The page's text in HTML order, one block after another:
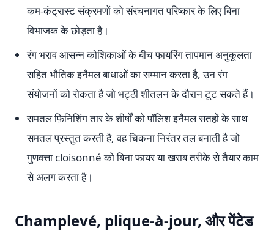
कम-कंट्रास्ट संक्रमणों को संरचनागत परिष्कार के लिए बिना
विभाजक के छोड़ता है।
रंग भराव आसन्न कोशिकाओं के बीच फायरिंग तापमान अनुकूलता
सहित भौतिक इनैमल बाधाओं का सम्मान करता है, उन रंग
संयोजनों को रोकता है जो भट्ठी शीतलन के दौरान टूट सकते हैं।
समतल फ़िनिशिंग तार के शीर्षों को पॉलिश इनैमल सतहों के साथ
समतल प्रस्तुत करती है, वह चिकना निरंतर तल बनाती है जो
गुणवत्ता cloisonné को बिना फायर या खराब तरीके से तैयार काम
से अलग करता है।
Champlevé, plique-à-jour, और पेंटेड